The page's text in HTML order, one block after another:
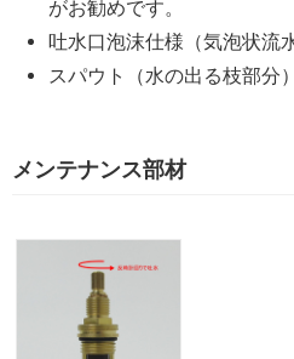
がお勧めです。
吐水口泡沫仕様（気泡状流水
スパウト（水の出る枝部分
メンテナンス部材